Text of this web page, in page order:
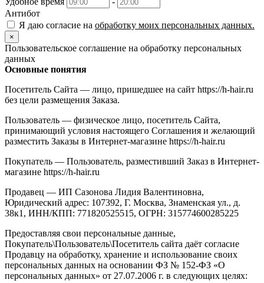
Антибот
Я даю согласие на обработку моих персональных данных.
×
Пользовательское соглашение на обработку персональных
данных
Основные понятия
Посетитель Сайта — лицо, пришедшее на сайт https://h-hair.ru
без цели размещения Заказа.
Пользователь — физическое лицо, посетитель Сайта,
принимающий условия настоящего Соглашения и желающий
разместить Заказы в Интернет-магазине https://h-hair.ru
Покупатель — Пользователь, разместивший Заказ в Интернет-
магазине https://h-hair.ru
Продавец — ИП Сазонова Лидия Валентиновна,
Юридический адрес: 107392, Г. Москва, Знаменская ул., д.
38к1, ИНН/КПП: 771820525515, ОГРН: 315774600285225
Предоставляя свои персональные данные,
Покупатель\Пользователь\Посетитель сайта даёт согласие
Продавцу на обработку, хранение и использование своих
персональных данных на основании ФЗ № 152-ФЗ «О
персональных данных» от 27.07.2006 г. в следующих целях: